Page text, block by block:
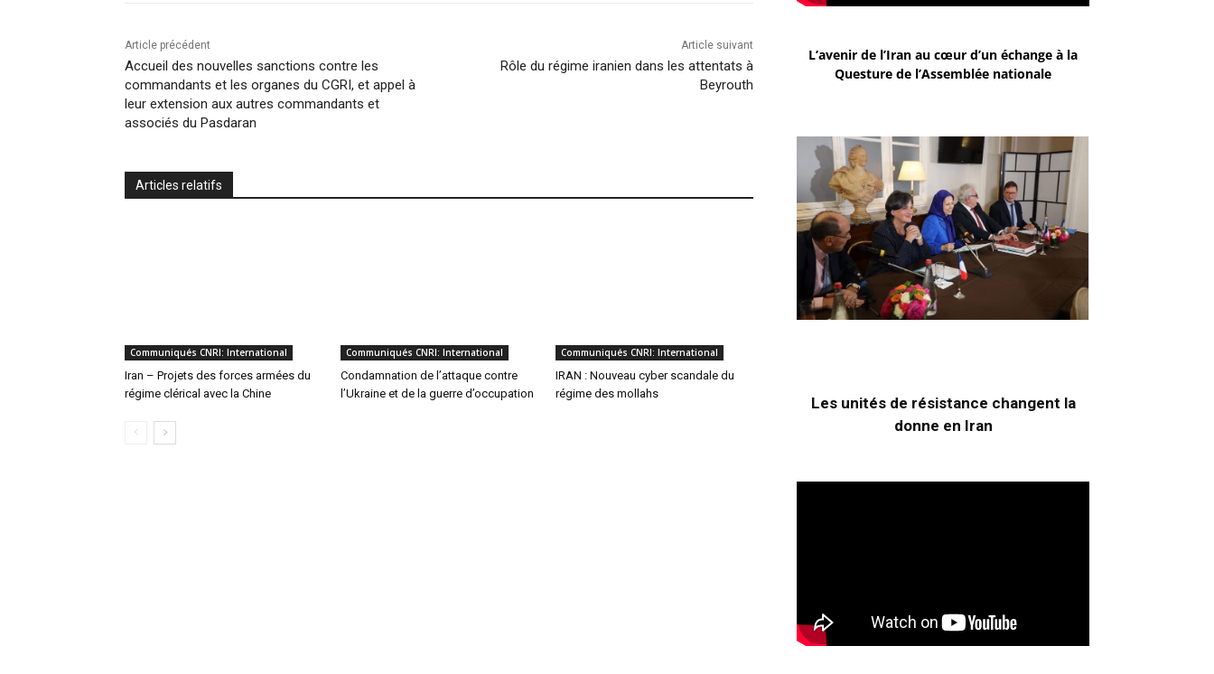
Article précédent
Accueil des nouvelles sanctions contre les
commandants et les organes du CGRI, et appel à
leur extension aux autres commandants et
associés du Pasdaran
Article suivant
Rôle du régime iranien dans les attentats à
Beyrouth
Articles relatifs
Communiqués CNRI: International
Iran – Projets des forces armées du
régime clérical avec la Chine
Communiqués CNRI: International
Condamnation de l’attaque contre
l’Ukraine et de la guerre d’occupation
Communiqués CNRI: International
IRAN : Nouveau cyber scandale du
régime des mollahs
L’avenir de l’Iran au cœur d’un échange à la
Questure de l’Assemblée nationale
Les unités de résistance changent la
donne en Iran